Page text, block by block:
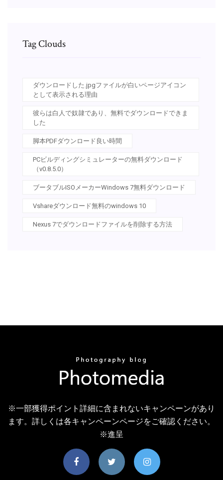
Tag Clouds
ダウンロードした.jpgファイルが白いページアイコン
として表示される理由
彼らは白人で奴隷であり、無料でダウンロードできま
した
脚本PDFダウンロード良い時間
PCビルディングシミュレーターの無料ダウンロード
（v0.8.5.0）
ブータブルISOメーカーWindows 7無料ダウンロード
Vshareダウンロード無料のwindows 10
Nexus 7でダウンロードファイルを削除する方法
※一部獲得ポイント詳細に含まれないキャンペーンがあり
ます。詳しくは各キャンペーンページをご確認ください。
※進呈